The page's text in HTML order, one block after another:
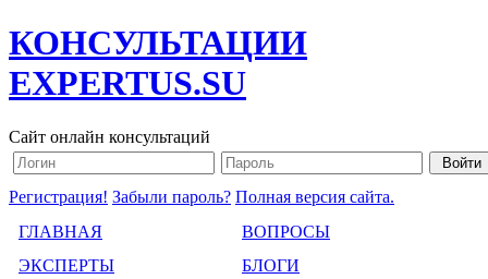
КОНСУЛЬТАЦИИ
EXPERTUS.SU
Сайт онлайн консультаций
Регистрация! Забыли пароль? Полная версия сайта.
ГЛАВНАЯ
ВОПРОСЫ
ЭКСПЕРТЫ
БЛОГИ